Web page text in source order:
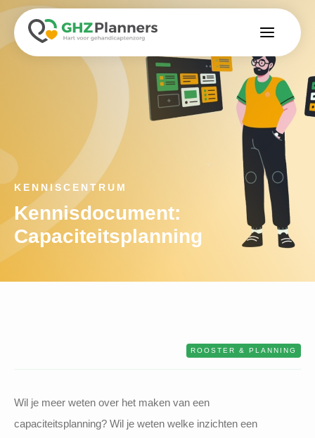
KENNISCENTRUM
Kennisdocument:
Capaciteitsplanning
ROOSTER & PLANNING
Wil je meer weten over het maken van een
capaciteitsplanning? Wil je weten welke inzichten een